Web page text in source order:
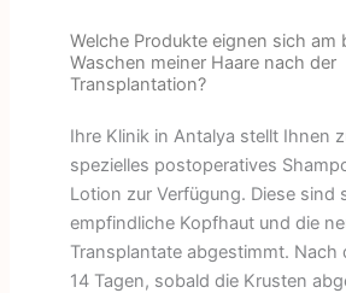
Welche Produkte eignen sich am
Waschen meiner Haare nach der
Transplantation?
Ihre Klinik in Antalya stellt Ihnen
spezielles postoperatives
Lotion zur Verfügung. Diese sind
empfindliche Kopfhaut und die
Transplantate abgestimmt. Nach
14 Tagen, sobald die Krusten